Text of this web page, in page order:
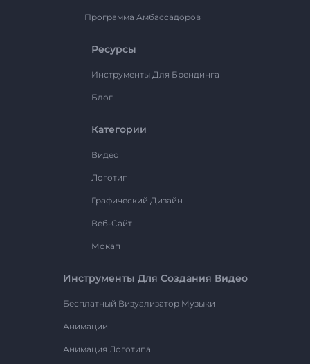
Программа Амбассадоров
Ресурсы
Инструменты Для Брендинга
Блог
Категории
Видео
Логотип
Графический Дизайн
Веб-Сайт
Мокап
Инструменты Для Создания Видео
Бесплатный Визуализатор Музыки
Анимации
Анимация Логотипа